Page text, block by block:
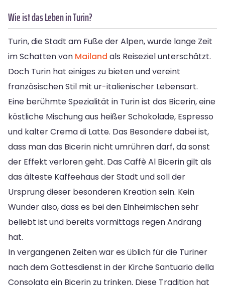
Wie ist das Leben in Turin?
Turin, die Stadt am Fuße der Alpen, wurde lange Zeit
im Schatten von Mailand als Reiseziel unterschätzt.
Doch Turin hat einiges zu bieten und vereint
französischen Stil mit ur-italienischer Lebensart.
Eine berühmte Spezialität in Turin ist das Bicerin, eine
köstliche Mischung aus heißer Schokolade, Espresso
und kalter Crema di Latte. Das Besondere dabei ist,
dass man das Bicerin nicht umrühren darf, da sonst
der Effekt verloren geht. Das Caffè Al Bicerin gilt als
das älteste Kaffeehaus der Stadt und soll der
Ursprung dieser besonderen Kreation sein. Kein
Wunder also, dass es bei den Einheimischen sehr
beliebt ist und bereits vormittags regen Andrang
hat.
In vergangenen Zeiten war es üblich für die Turiner
nach dem Gottesdienst in der Kirche Santuario della
Consolata ein Bicerin zu trinken. Diese Tradition hat